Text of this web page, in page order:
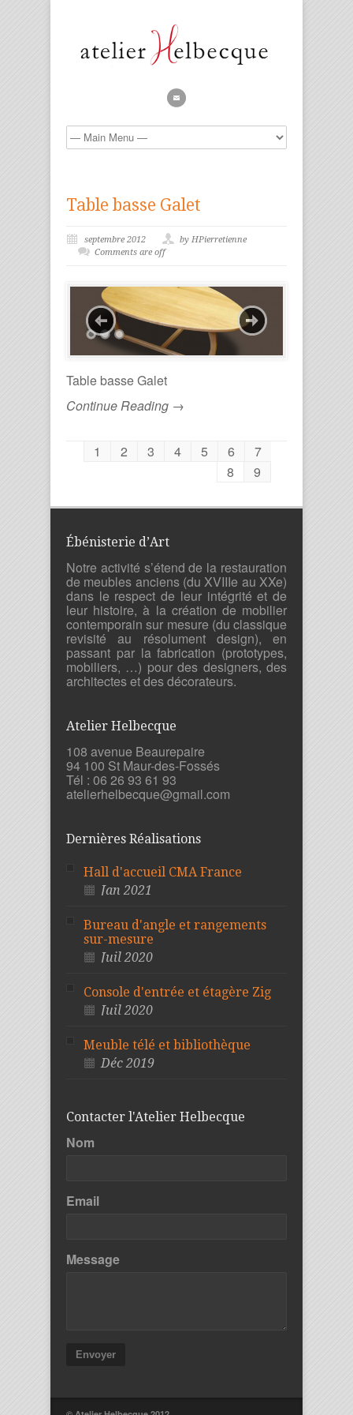
Table basse Galet
septembre 2012
by HPierretienne
Comments are off
Table basse Galet
Continue Reading →
1 2 3 4 5 6
7
8
9
Ébénisterie d’Art
Notre activité s’étend de la restauration
de meubles anciens (du XVIIIe au XXe)
dans le respect de leur intégrité et de
leur histoire, à la création de mobilier
contemporain sur mesure (du classique
revisité au résolument design), en
passant par la fabrication (prototypes,
mobiliers, …) pour des designers, des
architectes et des décorateurs.
Atelier Helbecque
108 avenue Beaurepaire
94 100 St Maur-des-Fossés
Tél : 06 26 93 61 93
atelierhelbecque@gmail.com
Dernières Réalisations
Hall d'accueil CMA France
Jan 2021
Bureau d'angle et rangements
sur-mesure
Juil 2020
Console d'entrée et étagère Zig
Juil 2020
Meuble télé et bibliothèque
Déc 2019
Contacter l'Atelier Helbecque
Nom
Email
Message
Envoyer